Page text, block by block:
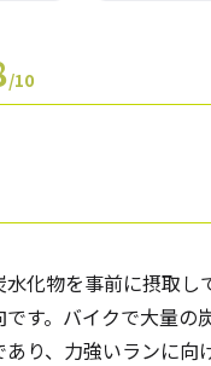
/10
水化物を事前に摂取
す。バイクで大量
り、力強いランに